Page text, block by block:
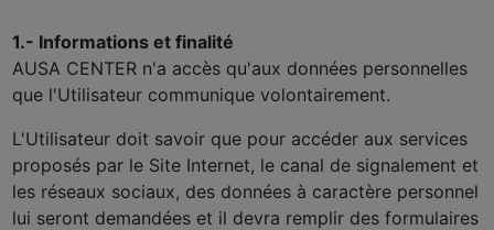
1.- Informations et finalité
AUSA CENTER n'a accès qu'aux données personnelles
que l'Utilisateur communique volontairement.
L'Utilisateur doit savoir que pour accéder aux services
proposés par le Site Internet, le canal de signalement et
les réseaux sociaux, des données à caractère personnel
lui seront demandées et il devra remplir des formulaires